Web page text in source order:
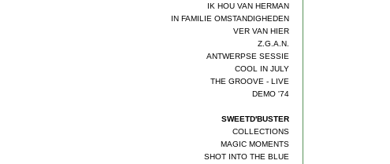
IK HOU VAN HERMAN
IN FAMILIE OMSTANDIGHEDEN
VER VAN HIER
Z.G.A.N.
ANTWERPSE SESSIE
COOL IN JULY
THE GROOVE - LIVE
DEMO '74
SWEETD'BUSTER
COLLECTIONS
MAGIC MOMENTS
SHOT INTO THE BLUE